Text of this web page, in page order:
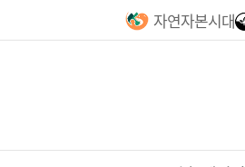
자연자본시대